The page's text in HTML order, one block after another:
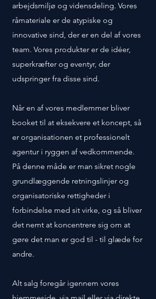
arbejdsmiljø og vidensdeling. Vores
råmateriale er de atypiske og
innovative sind, der er en del af vores
team. Vores produkter er de idéer,
superkræfter og eventyr, der
udspringer fra disse sind.
Når en af vores medlemmer bliver
booket til at eksekvere et koncept, så
er organisationen et professionelt
agentur i ryggen af vedkommende.
På denne måde er man sikret nogle
grundlæggende retningslinjer og
organisatoriske rettigheder i
forbindelse med sit virke, og så bliver
det nemt at koncentrere sig om at
gøre det man er god til - til glæde for
andre.
Alt salg foregår igennem vores